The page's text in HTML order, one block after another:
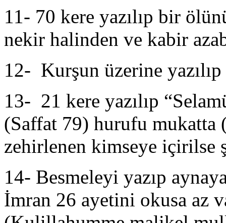
11- 70 kere yazılıp bir
nekir halinden ve kabir
12- Kurşun üzerine
13- 21 kere yazılıp
(Saffat 79) hurufu mukatta
zehirlenen kimseye içirilse
14- Besmeleyi yazıp
İmran 26 ayetini okusa az